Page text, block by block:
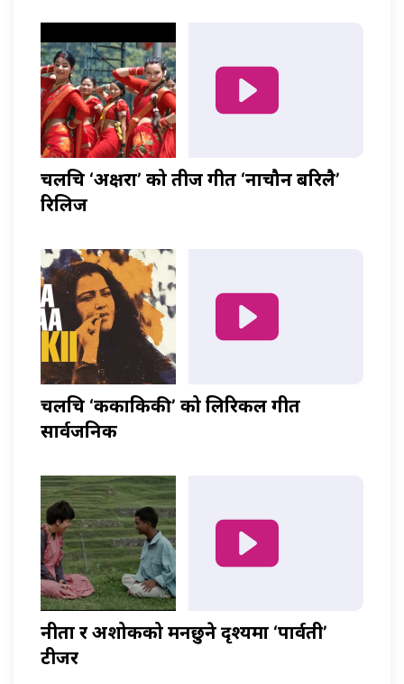
चलचित्र ‘अक्षरा’ को तीज गीत ‘नाचौन बरिलै’
रिलिज
चलचित्र ‘ककाकिकी’ को लिरिकल गीत
सार्वजनिक
नीता र अशोकको मनछुने दृश्यमा ‘पार्वती’
टीजर